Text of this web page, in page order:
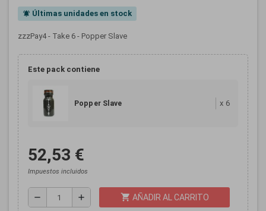
notifications_active Últimas unidades en stock
zzzPay4 - Take 6 - Popper Slave
Este pack contiene
Popper Slave x 6
52,53 €
Impuestos incluidos
remove add shopping_cart AÑADIR AL CARRITO